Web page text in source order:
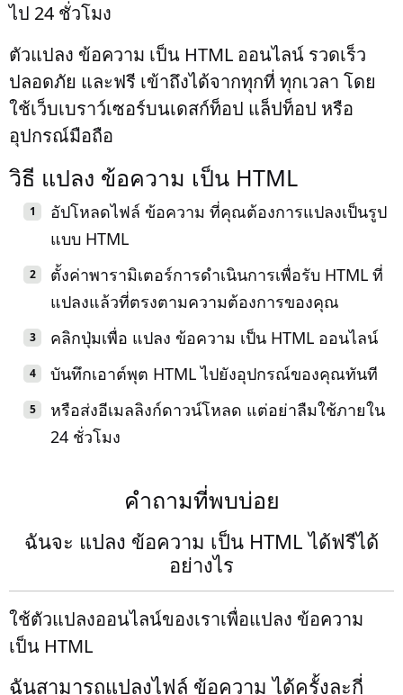
ไป 24 ชั่วโมง
ตัวแปลง ข้อความ เป็น HTML ออนไลน์ รวดเร็ว
ปลอดภัย และฟรี เข้าถึงได้จากทุกที่ ทุกเวลา โดย
ใช้เว็บเบราว์เซอร์บนเดสก์ท็อป แล็ปท็อป หรือ
อุปกรณ์มือถือ
วิธี แปลง ข้อความ เป็น HTML
อัปโหลดไฟล์ ข้อความ ที่คุณต้องการแปลงเป็นรูป
แบบ HTML
ตั้งค่าพารามิเตอร์การดำเนินการเพื่อรับ HTML ที่
แปลงแล้วที่ตรงตามความต้องการของคุณ
คลิกปุ่มเพื่อ แปลง ข้อความ เป็น HTML ออนไลน์
บันทึกเอาต์พุต HTML ไปยังอุปกรณ์ของคุณทันที
หรือส่งอีเมลลิงก์ดาวน์โหลด แต่อย่าลืมใช้ภายใน
24 ชั่วโมง
คำถามที่พบบ่อย
ฉันจะ แปลง ข้อความ เป็น HTML ได้ฟรีได้
อย่างไร
ใช้ตัวแปลงออนไลน์ของเราเพื่อแปลง ข้อความ
เป็น HTML
ฉันสามารถแปลงไฟล์ ข้อความ ได้ครั้งละกี่